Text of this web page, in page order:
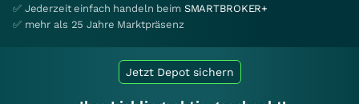
✅ Jederzeit einfach handeln beim SMARTBROKER+
✅ mehr als 25 Jahre Marktpräsenz
Jetzt Depot sichern